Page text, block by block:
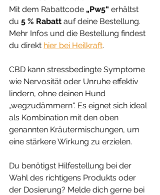
Mit dem Rabattcode „Pw5“ erhältst
du 5 % Rabatt auf deine Bestellung.
Mehr Infos und die Bestellung findest
du direkt hier bei Heilkraft.
CBD kann stressbedingte Symptome
wie Nervosität oder Unruhe effektiv
lindern, ohne deinen Hund
„wegzudämmern“. Es eignet sich ideal
als Kombination mit den oben
genannten Kräutermischungen, um
eine stärkere Wirkung zu erzielen.
Du benötigst Hilfestellung bei der
Wahl des richtigens Produkts oder
der Dosierung? Melde dich gerne bei